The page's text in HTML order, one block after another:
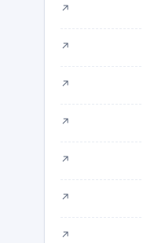
↗
↗
↗
↗
↗
↗
↗